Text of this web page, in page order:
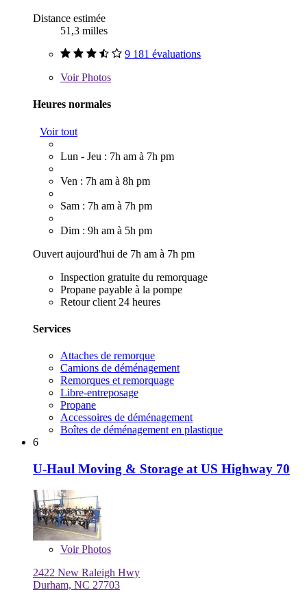
Distance estimée
51,3 milles
9 181 évaluations
VoirPhotos
Heures normales
Voir tout
Lun - Jeu : 7h am à 7h pm
Ven : 7h am à 8h pm
Sam : 7h am à 7h pm
Dim : 9h am à 5h pm
Ouvert aujourd'hui de 7h am à 7h pm
Inspection gratuite du remorquage
Propane payable à la pompe
Retour client 24 heures
Services
Attaches de remorque
Camions de déménagement
Remorques et remorquage
Libre-entreposage
Propane
Accessoires de déménagement
Boîtes de déménagement en plastique
6
U-Haul Moving & Storage at US Highway 70
VoirPhotos
2422 New Raleigh Hwy
Durham, NC 27703